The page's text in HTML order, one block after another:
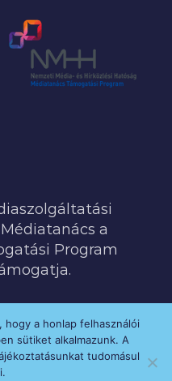
a
Program
© 2020 MANNA FM
hogy a honlap felhasználói
sütiket alkalmazunk. A
tudomásul